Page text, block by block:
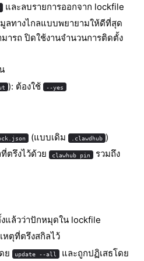
และลบรายการออกจาก lockfile
ลทางไกลแบบพยายามให้ดีที่สุด
ารถ ปิดใช้งานจำนวนการติดตั้ง
): ต้องใช้ --yes
(แบบเดิม .clawdhub )
ตรึงไว้ด้วย clawhub pin รวมถึง
แล้วว่าปักหมุดใน lockfile
หตุที่ตรึงสกิลไว้
ย
update --all และถูกปฏิเสธโดย